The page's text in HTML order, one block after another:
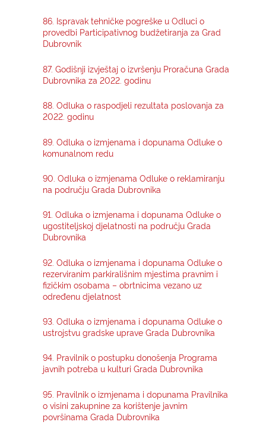
KONTAKTI
86. Ispravak tehničke pogreške u Odluci o
provedbi Participativnog budžetiranja za Grad
Dubrovnik
87. Godišnji izvještaj o izvršenju Proračuna Grada
Dubrovnika za 2022. godinu
88. Odluka o raspodjeli rezultata poslovanja za
2022. godinu
89. Odluka o izmjenama i dopunama Odluke o
komunalnom redu
90. Odluka o izmjenama Odluke o reklamiranju
na području Grada Dubrovnika
91. Odluka o izmjenama i dopunama Odluke o
ugostiteljskoj djelatnosti na području Grada
Dubrovnika
92. Odluka o izmjenama i dopunama Odluke o
rezerviranim parkirališnim mjestima pravnim i
fizičkim osobama – obrtnicima vezano uz
određenu djelatnost
93. Odluka o izmjenama i dopunama Odluke o
ustrojstvu gradske uprave Grada Dubrovnika
94. Pravilnik o postupku donošenja Programa
javnih potreba u kulturi Grada Dubrovnika
95. Pravilnik o izmjenama i dopunama Pravilnika
o visini zakupnine za korištenje javnim
površinama Grada Dubrovnika